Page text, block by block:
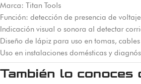
Marca: Titan Tools
Función: detección de presencia de
Indicación visual o sonora al detectar
Diseño de lápiz para uso en tomas,
Uso en instalaciones domésticas y
También lo conoces